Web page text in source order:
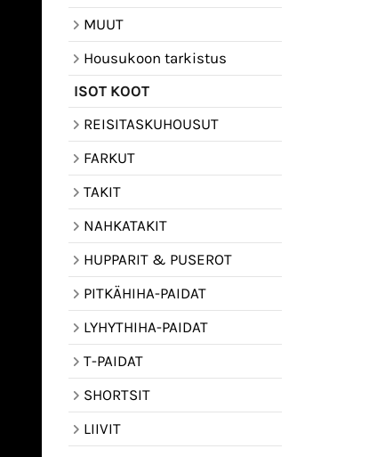
MUUT
Housukoon tarkistus
ISOT KOOT
REISITASKUHOUSUT
FARKUT
TAKIT
NAHKATAKIT
HUPPARIT & PUSEROT
PITKÄHIHA-PAIDAT
LYHYTHIHA-PAIDAT
T-PAIDAT
SHORTSIT
LIIVIT